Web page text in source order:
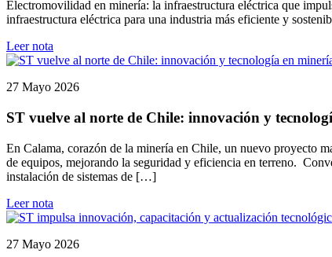
Electromovilidad en minería: la infraestructura eléctrica que
infraestructura eléctrica para una industria más eficiente y
Leer nota
27 Mayo 2026
ST vuelve al norte de Chile: innovación y
En Calama, corazón de la minería en Chile, un nuevo proyecto
de equipos, mejorando la seguridad y eficiencia en terreno.
instalación de sistemas de […]
Leer nota
27 Mayo 2026